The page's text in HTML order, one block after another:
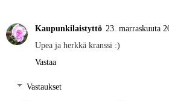
Kaupunkilaistyttö 23. marraskuuta
Upea ja herkkä kranssi :)
Vastaa
Vastaukset